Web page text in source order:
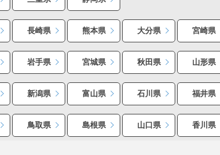
長崎県 熊本県 大分県 宮崎県
岩手県 宮城県 秋田県 山形県
新潟県 富山県 石川県 福井県
鳥取県 島根県 山口県 香川県